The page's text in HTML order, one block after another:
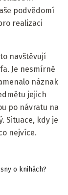
podvědomí
realizaci
navštěvují
Je nesmírně
náznak
jejich
po návratu na
Situace, kdy je
nejvíce.
o knihách?